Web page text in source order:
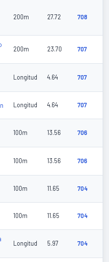
200m 27.72 708
200m 23.70 707
Longitud 4.64 707
Longitud 4.64 707
100m 13.56 706
100m 13.56 706
100m 11.65 704
100m 11.65 704
Longitud 5.97 704